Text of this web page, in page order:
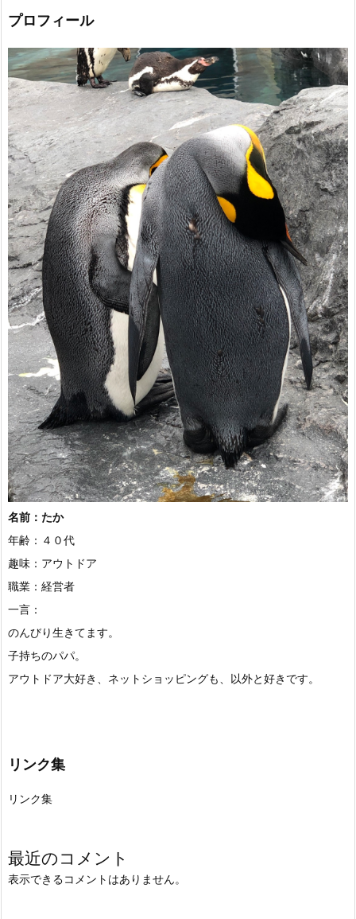
プロフィール
名前：たか
年齢：４０代
趣味：アウトドア
職業：経営者
一言：
のんびり生きてます。
子持ちのパパ。
アウトドア大好き、ネットショッピングも、以外と好きです。
リンク集
リンク集
最近のコメント
表示できるコメントはありません。